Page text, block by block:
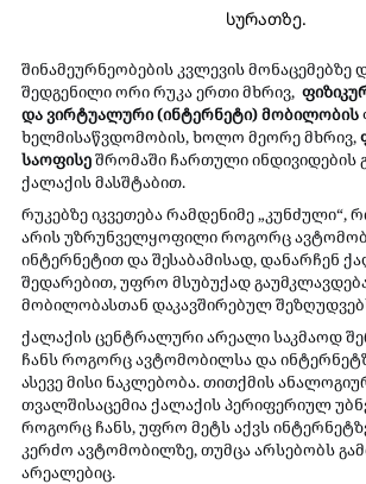
სურათზე.
შინამეურნეობების კვლევის
შედგენილი ორი რუკა ერთი მხრივ,
და ვირტუალური (ინტერნეტი) მობილობის
ხელმისაწვდომობის, ხოლო მეორე მხრივ,
საოფისე შრომაში ჩართული ინდივიდების
ქალაქის მასშტაბით.
რუკებზე იკვეთება რამდენიმე „კუნძული“,
არის უზრუნველყოფილი როგორც
ინტერნეტით და შესაბამისად, დანარჩენ
შედარებით, უფრო მსუბუქად
მობილობასთან დაკავშირებულ
ქალაქის ცენტრალური არეალი საკმაოდ
ჩანს როგორც ავტომობილსა და
ასევე მისი ნაკლებობა. თითქმის
თვალშისაცემია ქალაქის პერიფერიულ
როგორც ჩანს, უფრო მეტს აქვს
კერძო ავტომობილზე, თუმცა არსებობს
არეალებიც.